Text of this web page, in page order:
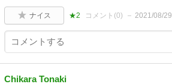
ナイス ★2 コメント(0) 2021/08/29
Chikara Tonaki